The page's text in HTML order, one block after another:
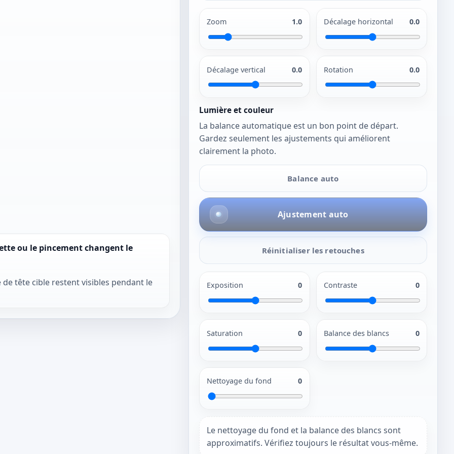
ou le pincement changent le
tête cible restent visibles pendant le
Zoom 1.0 Décalage horizontal 0.0
Décalage vertical 0.0 Rotation 0.0
Lumière et couleur
La balance automatique est un bon point de départ.
Gardez seulement les ajustements qui améliorent
clairement la photo.
Balance auto
Ajustement auto
Réinitialiser les retouches
Exposition 0 Contraste 0
Saturation 0 Balance des blancs 0
Nettoyage du fond 0
Le nettoyage du fond et la balance des blancs sont
approximatifs. Vérifiez toujours le résultat vous-même.